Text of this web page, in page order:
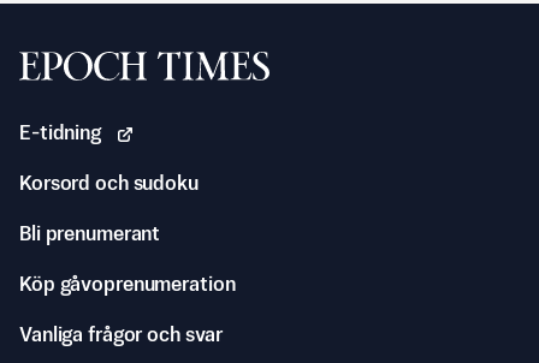
Svenska Epoch Times
E-tidning
Korsord och sudoku
Bli prenumerant
Köp gåvoprenumeration
Vanliga frågor och svar